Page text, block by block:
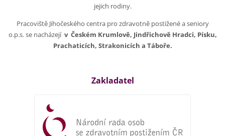
jejich rodiny.
Pracoviště Jihočeského centra pro zdravotně postižené a seniory
o.p.s. se nacházejí v Českém Krumlově, Jindřichově Hradci, Písku,
Prachaticích, Strakonicích a Táboře.
Zakladatel